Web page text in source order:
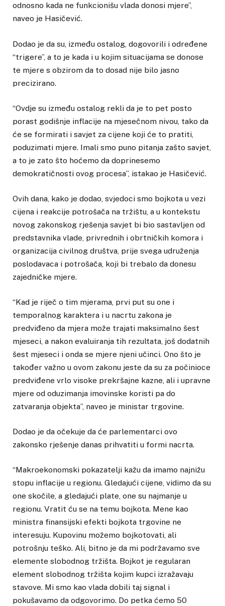
odnosno kada ne funkcionišu vlada donosi mjere”,
naveo je Hasičević.
Dodao je da su, između ostalog, dogovorili i određene
“trigere”, a to je kada i u kojim situacijama se donose
te mjere s obzirom da to dosad nije bilo jasno
precizirano.
“Ovdje su između ostalog rekli da je to pet posto
porast godišnje inflacije na mjesečnom nivou, tako da
će se formirati i savjet za cijene koji će to pratiti,
poduzimati mjere. Imali smo puno pitanja zašto savjet,
a to je zato što hoćemo da doprinesemo
demokratičnosti ovog procesa”, istakao je Hasičević.
Ovih dana, kako je dodao, svjedoci smo bojkota u vezi
cijena i reakcije potrošača na tržištu, a u kontekstu
novog zakonskog rješenja savjet bi bio sastavljen od
predstavnika vlade, privrednih i obrtničkih komora i
organizacija civilnog društva, prije svega udruženja
poslodavaca i potrošača, koji bi trebalo da donesu
zajedničke mjere.
“Kad je riječ o tim mjerama, prvi put su one i
temporalnog karaktera i u nacrtu zakona je
predviđeno da mjera može trajati maksimalno šest
mjeseci, a nakon evaluiranja tih rezultata, još dodatnih
šest mjeseci i onda se mjere njeni učinci. Ono što je
također važno u ovom zakonu jeste da su za počinioce
predviđene vrlo visoke prekršajne kazne, ali i upravne
mjere od oduzimanja imovinske koristi pa do
zatvaranja objekta”, naveo je ministar trgovine.
Dodao je da očekuje da će parlementarci ovo
zakonsko rješenje danas prihvatiti u formi nacrta.
“Makroekonomski pokazatelji kažu da imamo najnižu
stopu inflacije u regionu. Gledajući cijene, vidimo da su
one skočile, a gledajući plate, one su najmanje u
regionu. Vratit ću se na temu bojkota. Mene kao
ministra finansijski efekti bojkota trgovine ne
interesuju. Kupovinu možemo bojkotovati, ali
potrošnju teško. Ali, bitno je da mi podržavamo sve
elemente slobodnog tržišta. Bojkot je regularan
element slobodnog tržišta kojim kupci izražavaju
stavove. Mi smo kao vlada dobili taj signal i
pokušavamo da odgovorimo. Do petka ćemo 50